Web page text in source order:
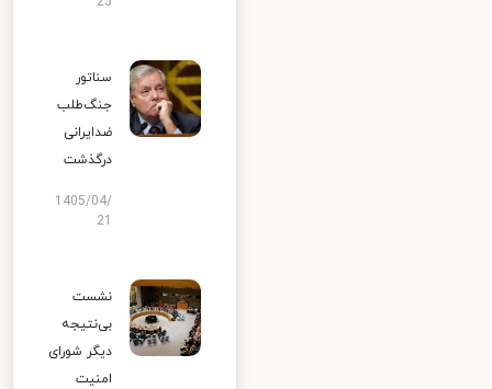
سناتور
جنگ‌طلب
ضدایرانی
درگذشت
1405/04/
نشست
بی‌نتیجه
دیگر شورای
امنیت